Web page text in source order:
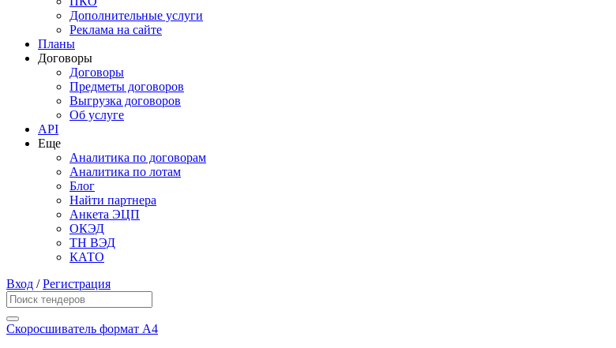
Дополнительные услуги
Реклама на сайте
Планы
Договоры
Договоры
Предметы договоров
Выгрузка договоров
Об услуге
API
Еще
Аналитика по договорам
Аналитика по лотам
Блог
Найти партнера
Анкета ЭЦП
ОКЭД
ТН ВЭД
КАТО
Вход /Регистрация
Скоросшиватель формат А4